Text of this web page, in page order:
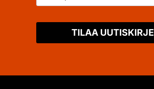
TILAA UUTISKIRJE